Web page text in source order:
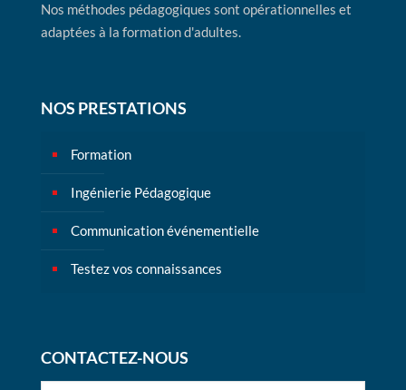
Nos méthodes pédagogiques sont opérationnelles et
adaptées à la formation d'adultes.
NOS PRESTATIONS
Formation
Ingénierie Pédagogique
Communication événementielle
Testez vos connaissances
CONTACTEZ-NOUS